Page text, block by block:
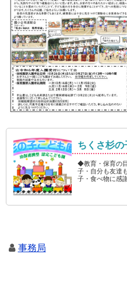
ちくさ杉の
◆教育・保育の
子・自分も友達
子・食べ物に感
事務局